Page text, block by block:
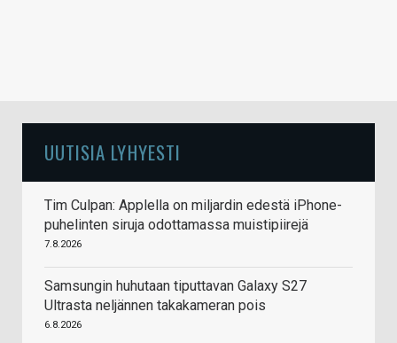
UUTISIA LYHYESTI
Tim Culpan: Applella on miljardin edestä iPhone-
puhelinten siruja odottamassa muistipiirejä
7.8.2026
Samsungin huhutaan tiputtavan Galaxy S27
Ultrasta neljännen takakameran pois
6.8.2026